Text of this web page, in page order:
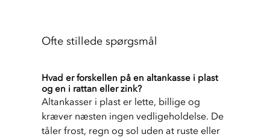
Ofte stillede spørgsmål
Hvad er forskellen på en altankasse i plast
og en i rattan eller zink?
Altankasser i plast er lette, billige og
kræver næsten ingen vedligeholdelse. De
tåler frost, regn og sol uden at ruste eller